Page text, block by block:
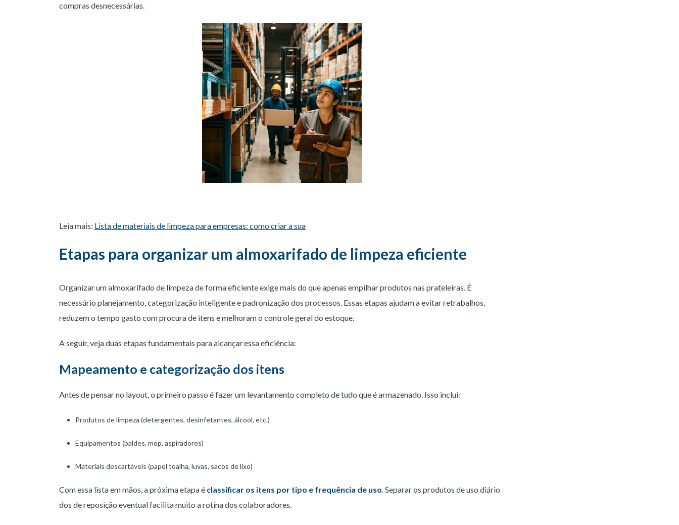
compras desnecessárias.
Leia mais: Lista de materiais de limpeza para empresas: como criar a sua
Etapas para organizar um almoxarifado de limpeza eficiente
Organizar um almoxarifado de limpeza de forma eficiente exige mais do que apenas empilhar produtos nas prateleiras. É
necessário planejamento, categorização inteligente e padronização dos processos. Essas etapas ajudam a evitar retrabalhos,
reduzem o tempo gasto com procura de itens e melhoram o controle geral do estoque.
A seguir, veja duas etapas fundamentais para alcançar essa eficiência:
Mapeamento e categorização dos itens
Antes de pensar no layout, o primeiro passo é fazer um levantamento completo de tudo que é armazenado. Isso inclui:
Produtos de limpeza (detergentes, desinfetantes, álcool, etc.)
Equipamentos (baldes, mop, aspiradores)
Materiais descartáveis (papel toalha, luvas, sacos de lixo)
Com essa lista em mãos, a próxima etapa é classificar os itens por tipo e frequência de uso. Separar os produtos de uso diário
dos de reposição eventual facilita muito a rotina dos colaboradores.